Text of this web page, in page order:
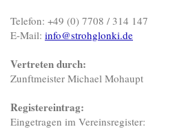
Telefon: +49 (0) 7708 / 314 147
E-Mail: info@strohglonki.de
Vertreten durch:
Zunftmeister Michael Mohaupt
Registereintrag:
Eingetragen im Vereinsregister: